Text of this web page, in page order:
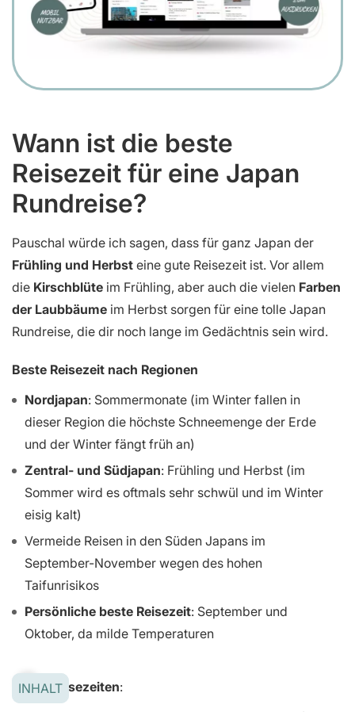
Wann ist die beste
Reisezeit für eine Japan
Rundreise?
Pauschal würde ich sagen, dass für ganz Japan der
Frühling und Herbst eine gute Reisezeit ist. Vor allem
die Kirschblüte im Frühling, aber auch die vielen Farben
der Laubbäume im Herbst sorgen für eine tolle Japan
Rundreise, die dir noch lange im Gedächtnis sein wird.
Beste Reisezeit nach Regionen
Nordjapan: Sommermonate (im Winter fallen in
dieser Region die höchste Schneemenge der Erde
und der Winter fängt früh an)
Zentral- und Südjapan: Frühling und Herbst (im
Sommer wird es oftmals sehr schwül und im Winter
eisig kalt)
Vermeide Reisen in den Süden Japans im
September-November wegen des hohen
Taifunrisikos
Persönliche beste Reisezeit: September und
Oktober, da milde Temperaturen
Teure Reisezeiten:
INHALT